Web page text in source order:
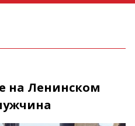
на Ленинском